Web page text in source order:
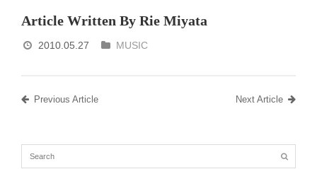
Article Written By Rie Miyata
2010.05.27 MUSIC
Previous Article Next Article